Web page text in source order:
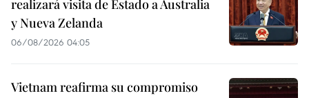
realizará visita de Estado a Australia
y Nueva Zelanda
06/08/2026 04:05
Vietnam reafirma su compromiso